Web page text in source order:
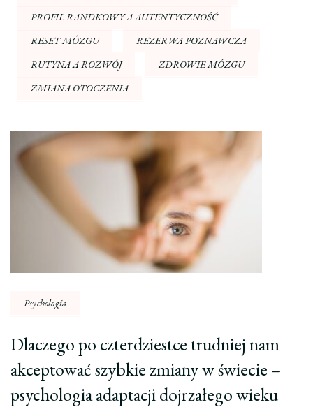
PROFIL RANDKOWY A AUTENTYCZNOŚĆ
RESET MÓZGU
REZERWA POZNAWCZA
RUTYNA A ROZWÓJ
ZDROWIE MÓZGU
ZMIANA OTOCZENIA
Nawigacja
wpisu
Psychologia
Dlaczego po czterdziestce trudniej nam
akceptować szybkie zmiany w świecie –
psychologia adaptacji dojrzałego wieku